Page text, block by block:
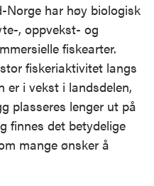
Norge har høy biologisk
, oppvekst- og
fiskearter.
fiskeriaktivitet langs
i vekst i landsdelen,
plasseres lenger ut på
finnes det betydelige
mange ønsker å